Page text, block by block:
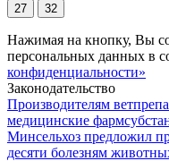
27 32
Нажимая на кнопку, Вы
персональных данных в
конфиденциальности»
Законодательство
Производителям
медицинские
Минсельхоз предложил
десяти болезням